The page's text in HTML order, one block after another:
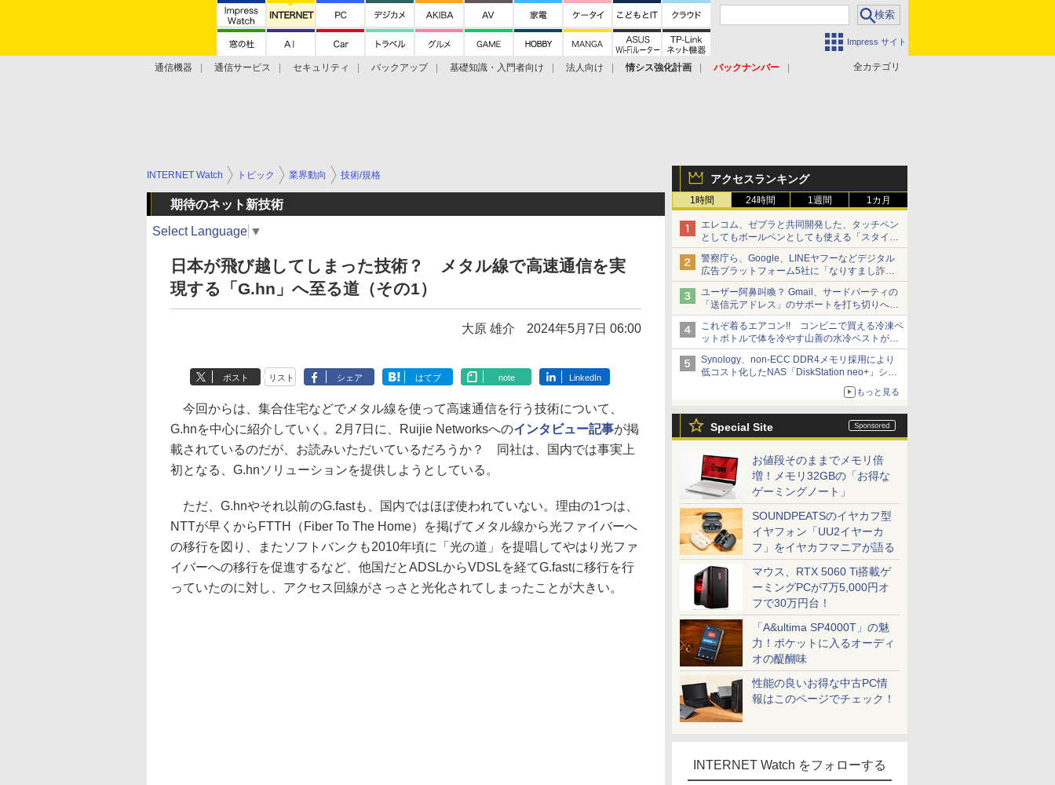
Impress サイト
全カテゴリ
通信機器 通信サービス セキュリティ バックアップ 基礎知識・入門者向け 法人向け 情シス強化計画
バックナンバー
アクセスランキング
1時間 24時間 1週間 1カ月
エレコム、ゼブラと共同開発した、タッチペン
としてもボールペンとしても使える「スタイラ
スツーウェイ」発売 iPadにも紙にも、持ち替
えずに書き込める
警察庁ら、Google、LINEヤフーなどデジタル
広告プラットフォーム5社に「なりすまし詐欺
広告」対策強化を要請 著名人の写真や映像を
使った投資詐欺などへの対策として
ユーザー阿鼻叫喚？ Gmail、サードパーティの
「送信元アドレス」のサポートを打ち切りへ
【やじうまWatch】
これぞ着るエアコン!! コンビニで買える冷凍ペ
ットボトルで体を冷やす山善の水冷ベストがロ
ードバイクにちょうどいい【ぼっち・ざ・ろー
ど！その14】【空いた時間でなにしてる？】
Synology、non-ECC DDR4メモリ採用により
低コスト化したNAS「DiskStation neo+」シリ
ーズ 予算を抑えて導入でき、ECCメモリへの
もっと見る
Special Site
お値段そのままでメモリ倍
増！メモリ32GBの「お得な
ゲーミングノート」
SOUNDPEATSのイヤカフ型
イヤフォン「UU2イヤーカ
フ」をイヤカフマニアが語る
マウス、RTX 5060 Ti搭載ゲ
ーミングPCが7万5,000円オ
フで30万円台！
「A&ultima SP4000T」の魅
力！ポケットに入るオーディ
オの醍醐味
性能の良いお得な中古PC情
報はこのページでチェック！
INTERNET Watch をフォローする
INTERNET Watch トピック 業界動向 技術/規格
期待のネット新技術
Select Language ▼
日本が飛び越してしまった技術？ メタル線で高速通信を実
現する「G.hn」へ至る道（その1）
大原 雄介 2024年5月7日 06:00
ポスト リスト シェア はてブ note LinkedIn
今回からは、集合住宅などでメタル線を使って高速通信を行う技術について、
G.hnを中心に紹介していく。2月7日に、Ruijie Networksへのインタビュー記事が掲
載されているのだが、お読みいただいているだろうか？ 同社は、国内では事実上
初となる、G.hnソリューションを提供しようとしている。
ただ、G.hnやそれ以前のG.fastも、国内ではほぼ使われていない。理由の1つは、
NTTが早くからFTTH（Fiber To The Home）を掲げてメタル線から光ファイバーへ
の移行を図り、またソフトバンクも2010年頃に「光の道」を提唱してやはり光ファ
イバーへの移行を促進するなど、他国だとADSLからVDSLを経てG.fastに移行を行
っていたのに対し、アクセス回線がさっさと光化されてしまったことが大きい。